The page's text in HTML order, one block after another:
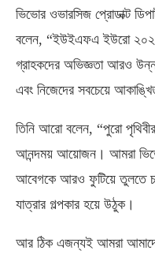
ভিভোর ওভারসিজ প্রোডাক্ট
বলেন, “ইউইএফএ ইউরো ২০২৪
গ্রাহকদের অভিজ্ঞতা আরও
এবং নিজেদের সবচেয়ে
তিনি আরো বলেন, “পুরো
আনন্দময় আয়োজন। আমরা ভিভো
আবেগকে আরও ফুটিয়ে তুলতে
যাত্রার গল্পকার হয়ে উঠুক।
আর ঠিক এজন্যই আমরা